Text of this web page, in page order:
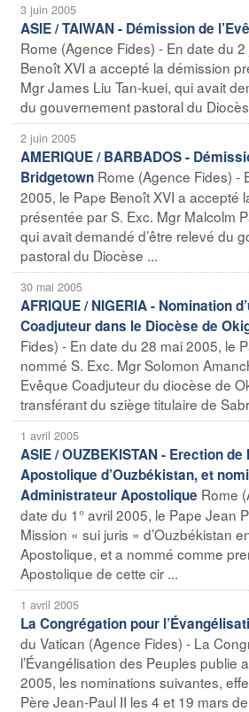
3 juin 2005
ASIE / TAIWAN - Démission de
Rome (Agence Fides) - En date du
Benoît XVI a accepté la démission
Mgr James Liu Tan-kuei, qui avait
du gouvernement pastoral du
2 juin 2005
AMERIQUE / BARBADOS -
Bridgetown Rome (Agence Fides) -
2005, le Pape Benoît XVI a accepté
présentée par S. Exc. Mgr Malcolm
qui avait demandé d’être relevé du
pastoral du Diocèse ...
30 mai 2005
AFRIQUE / NIGERIA - Nomination
Coadjuteur dans le Diocèse de
Fides) - En date du 28 mai 2005, le
nommé S. Exc. Mgr Solomon
Evêque Coadjuteur du diocèse de
transférant du sziège titulaire de
1 avril 2005
ASIE / OUZBEKISTAN - Erection
Apostolique d’Ouzbékistan, et
Administrateur Apostolique Rome
date du 1° avril 2005, le Pape Jean
Mission « sui juris » d’Ouzbékistan
Apostolique, et a nommé comme
Apostolique de cette cir ...
1 avril 2005
La Congrégation pour
du Vatican (Agence Fides) - La
l’Évangélisation des Peuples publie
2005, les nominations suivantes,
Père Jean-Paul II les 4 et 19 mars